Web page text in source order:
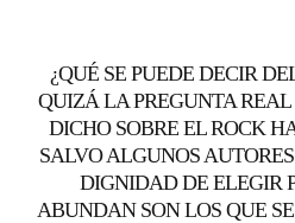
¿QUÉ SE PUEDE DECIR
QUIZÁ LA PREGUNTA REAL
DICHO SOBRE EL ROCK
SALVO ALGUNOS
DIGNIDAD DE ELEGIR
ABUNDAN SON LOS QUE